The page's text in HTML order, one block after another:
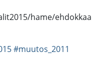
hame/ehdokkaa
#muutos_2011